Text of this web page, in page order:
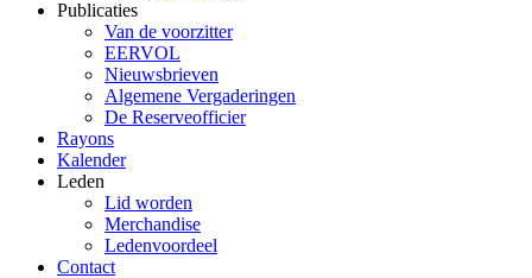
Publicaties
Van de voorzitter
EERVOL
Nieuwsbrieven
Algemene Vergaderingen
De Reserveofficier
Rayons
Kalender
Leden
Lid worden
Merchandise
Ledenvoordeel
Contact